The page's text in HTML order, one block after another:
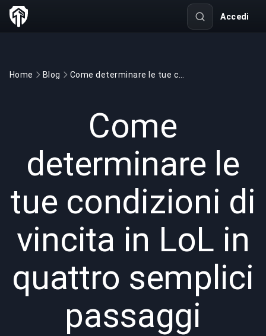
Accedi
Home Blog
Come
determinare le
tue condizioni di
vincita in LoL in
quattro semplici
passaggi